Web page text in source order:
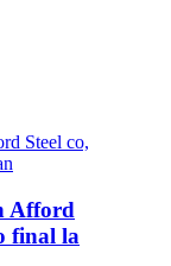
Afford
final la